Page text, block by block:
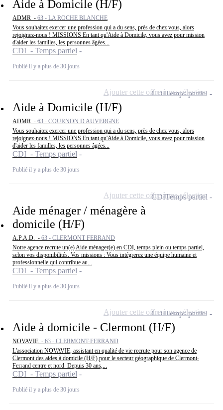
Aide à Domicile (H/F)
ADMR - 63 - LA ROCHE BLANCHE
Vous souhaitez exercer une profession qui a du sens, près de chez vous, alors
rejoignez-nous ! MISSIONS En tant qu'Aide à Domicile, vous avez pour mission
d'aider les familles, les personnes âgées...
CDI - Temps partiel
Publié il y a plus de 30 jours
Aide à Domicile (H/F)
ADMR - 63 - COURNON D AUVERGNE
Vous souhaitez exercer une profession qui a du sens, près de chez vous, alors
rejoignez-nous ! MISSIONS En tant qu'Aide à Domicile, vous avez pour mission
d'aider les familles, les personnes âgées...
CDI - Temps partiel
Publié il y a plus de 30 jours
CDITemps partiel
Ajouter cette offre à ma sélection
Aide ménager / ménagère à
domicile (H/F)
A.P.A.D. - 63 - CLERMONT FERRAND
Notre agence recrute un(e) Aide ménager(e) en CDI, temps plein ou temps partiel,
selon vos disponibilités. Vos missions : Vous intégrerez une équipe humaine et
professionnelle qui contribue au...
CDI - Temps partiel
Publié il y a plus de 30 jours
CDITemps partiel
Ajouter cette offre à ma sélection
Aide à domicile - Clermont (H/F)
NOVAVIE - 63 - CLERMONT-FERRAND
L'association NOVAVIE, assistant en qualité de vie recrute pour son agence de
Clermont des aides à domicile (H/F) pour le secteur géographique de Clermont-
Ferrand centre et nord. Depuis 30 ans,...
CDI - Temps partiel
Publié il y a plus de 30 jours
CDITemps partiel
Ajouter cette offre à ma sélection